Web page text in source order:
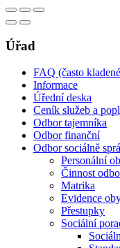
Úřad
FAQ (často
Informace
Úřední deska
Ceník služeb a
Odbor tajemníka
Odbor finanční
Odbor sociálně
Personální
Činnost
Matrika
Evidence
Přestupky
Sociální